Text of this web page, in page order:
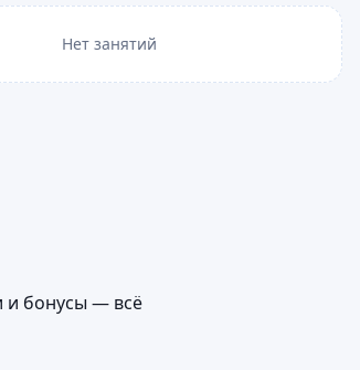
Нет занятий
и бонусы — всё